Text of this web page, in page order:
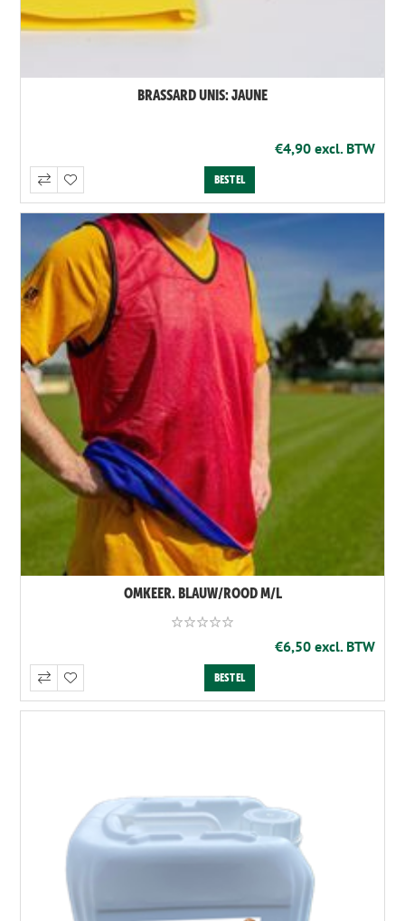
BRASSARD UNIS: JAUNE
€4,90 excl. BTW
OMKEER. BLAUW/ROOD M/L
€6,50 excl. BTW